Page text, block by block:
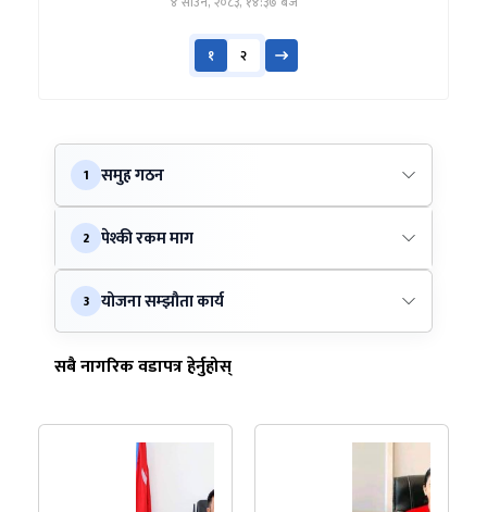
१ २
1 समुह गठन
2 पेश्की रकम माग
3 योजना सम्झौता कार्य
सबै नागरिक वडापत्र हेर्नुहोस्